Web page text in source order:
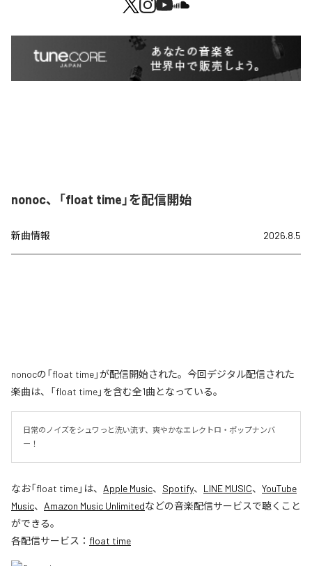
nonoc、「float time」を配信開始
新曲情報 2026.8.5
nonocの「float time」が配信開始された。今回デジタル配信された
楽曲は、「float time」を含む全1曲となっている。
日常のノイズをシュワっと洗い流す、爽やかなエレクトロ・ポップナンバ
ー！
なお「float time」は、 Apple Music、 Spotify、 LINE MUSIC、 YouTube
Music、 Amazon Music Unlimitedなどの音楽配信サービスで聴くこと
ができる。
各配信サービス： float time